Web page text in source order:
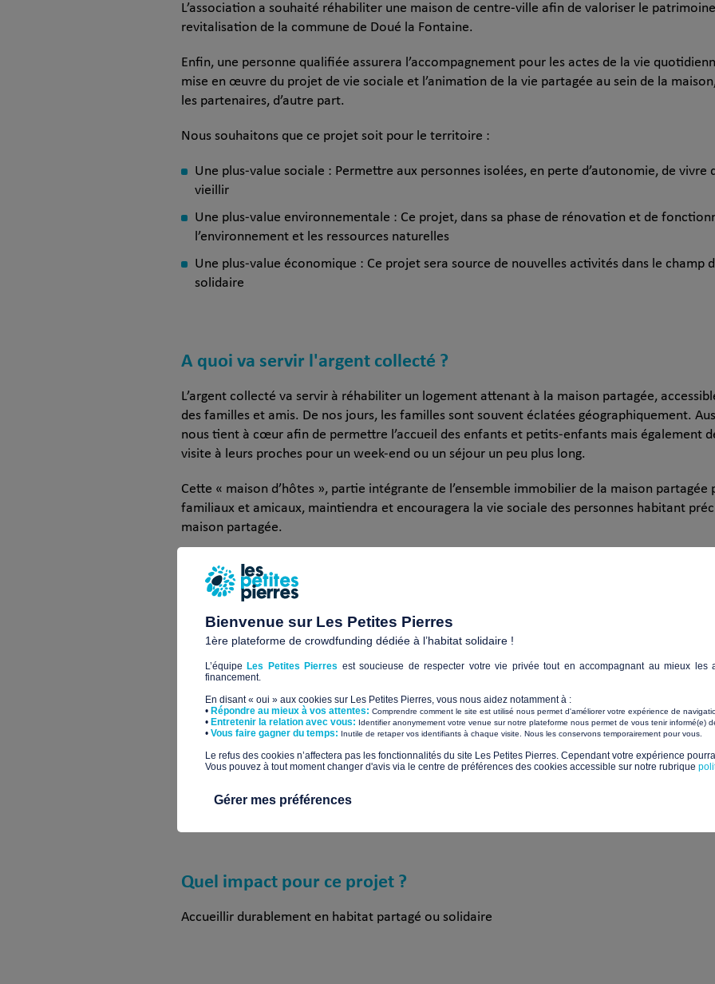
L’association a souhaité réhabiliter une maison de centre-ville afin de valoriser le
revitalisation de la commune de Doué la Fontaine.
Enfin, une personne qualifiée assurera l’accompagnement pour les actes de la vie
mise en œuvre du projet de vie sociale et l’animation de la vie partagée au sein de la
les partenaires, d’autre part.
Nous souhaitons que ce projet soit pour le territoire :
Une plus-value sociale : Permettre aux personnes isolées, en perte d’autonomie, de vivre
vieillir
Une plus-value environnementale : Ce projet, dans sa phase de rénovation et de
l’environnement et les ressources naturelles
Une plus-value économique : Ce projet sera source de nouvelles activités dans le champ
solidaire
A quoi va servir l'argent collecté ?
L’argent collecté va servir à réhabiliter un logement attenant à la maison partagée,
des familles et amis. De nos jours, les familles sont souvent éclatées géographiquement.
nous tient à cœur afin de permettre l’accueil des enfants et petits-enfants mais également
visite à leurs proches pour un week-end ou un séjour un peu plus long.
Cette « maison d’hôtes », partie intégrante de l’ensemble immobilier de la maison
familiaux et amicaux, maintiendra et encouragera la vie sociale des personnes habitant
maison partagée.
Convaincus qu’il est plus que jamais impératif de faire preuve de sobriété dans la gestion
nous valorisons, une nouvelle fois, le patrimoine existant, nous le réhabilitons et le
utilité sociale et environnementale.
La maison est ancienne et inhabitée depuis plusieurs décennies mais elle est saine au
sanitaires : rénovation totale de l’installation selon les normes en vigueur, production
chaudière bois à pellets mutualisée avec la maison partagée Cloisons sèches et isolation en
Revêtements de sols et peintures
Nous sommes très attentifs au choix des matériaux (renouvelables et recyclables) et
énergétique en optimisant le coefficient d’isolation pour une consommation d’énergie qui
projet de réhabilitation de cette maison des familles est chiffré à 37 100 €.
Quel impact pour ce projet ?
Accueillir durablement en habitat partagé ou solidaire
Bienvenue sur Les Petites Pierres
1ère plateforme de crowdfunding dédiée à l’habitat solidaire !
L’équipe Les Petites Pierres est soucieuse de respecter votre vie privée tout en accompagnant au mieux les
financement.
En disant « oui » aux cookies sur Les Petites Pierres, vous nous aidez notamment à :
• Répondre au mieux à vos attentes: Comprendre comment le site est utilisé nous permet d'améliorer votre expérience de
• Entretenir la relation avec vous: Identifier anonymement votre venue sur notre plateforme nous permet de vous tenir informé(e)
​• Vous faire gagner du temps: Inutile de retaper vos identifiants à chaque visite. Nous les conservons temporairement pour vous.
​Le refus des cookies n’affectera pas les fonctionnalités du site Les Petites Pierres. Cependant votre expérience
Vous pouvez à tout moment changer d'avis via le centre de préférences des cookies accessible sur notre rubrique
Gérer mes préférences